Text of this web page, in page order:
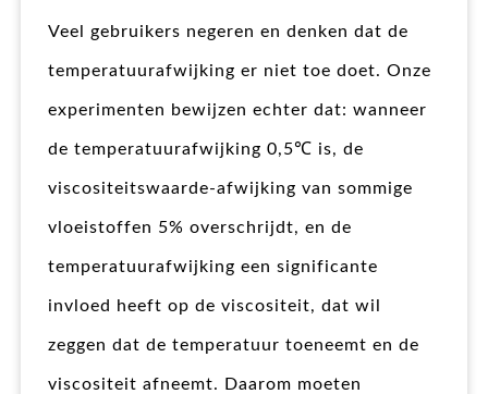
Veel gebruikers negeren en denken dat de
temperatuurafwijking er niet toe doet. Onze
experimenten bewijzen echter dat: wanneer
de temperatuurafwijking 0,5℃ is, de
viscositeitswaarde-afwijking van sommige
vloeistoffen 5% overschrijdt, en de
temperatuurafwijking een significante
invloed heeft op de viscositeit, dat wil
zeggen dat de temperatuur toeneemt en de
viscositeit afneemt. Daarom moeten